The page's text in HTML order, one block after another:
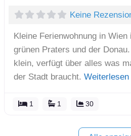
Keine
Kleine Ferienwohnung in
grünen Praters und der
klein, verfügt über alles was
der Stadt braucht.
1 1 30